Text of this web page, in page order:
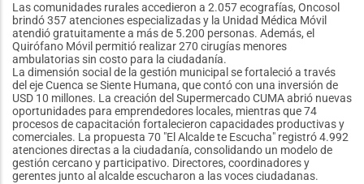
Las comunidades rurales accedieron a 2.057 ecografías, Oncosol
brindó 357 atenciones especializadas y la Unidad Médica Móvil
atendió gratuitamente a más de 5.200 personas. Además, el
Quirófano Móvil permitió realizar 270 cirugías menores
ambulatorias sin costo para la ciudadanía.
La dimensión social de la gestión municipal se fortaleció a través
del eje Cuenca se Siente Humana, que contó con una inversión de
USD 10 millones. La creación del Supermercado CUMA abrió nuevas
oportunidades para emprendedores locales, mientras que 74
procesos de capacitación fortalecieron capacidades productivas y
comerciales. La propuesta 70 "El Alcalde te Escucha" registró 4.992
atenciones directas a la ciudadanía, consolidando un modelo de
gestión cercano y participativo. Directores, coordinadores y
gerentes junto al alcalde escucharon a las voces ciudadanas.